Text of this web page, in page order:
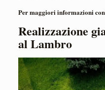
Per maggiori informazioni
Realizzazione
al Lambro